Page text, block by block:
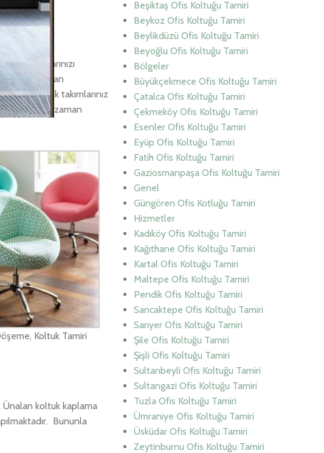
takımlarınızı
koltuk takımlarınız
ile her zaman
Koltuk Tamiri
Ünalan koltuk kaplama
Bununla
Beşiktaş Ofis Koltuğu Tamiri
Beykoz Ofis Koltuğu Tamiri
Beylikdüzü Ofis Koltuğu Tamiri
Beyoğlu Ofis Koltuğu Tamiri
Bölgeler
Büyükçekmece Ofis Koltuğu Tamiri
Çatalca Ofis Koltuğu Tamiri
Çekmeköy Ofis Koltuğu Tamiri
Esenler Ofis Koltuğu Tamiri
Eyüp Ofis Koltuğu Tamiri
Fatih Ofis Koltuğu Tamiri
Gaziosmanpaşa Ofis Koltuğu Tamiri
Genel
Güngören Ofis Kotluğu Tamiri
Hizmetler
Kadıköy Ofis Koltuğu Tamiri
Kağıthane Ofis Koltuğu Tamiri
Kartal Ofis Koltuğu Tamiri
Maltepe Ofis Koltuğu Tamiri
Pendik Ofis Koltuğu Tamiri
Sancaktepe Ofis Koltuğu Tamiri
Sarıyer Ofis Koltuğu Tamiri
Şile Ofis Koltuğu Tamiri
Şişli Ofis Koltuğu Tamiri
Sultanbeyli Ofis Koltuğu Tamiri
Sultangazi Ofis Koltuğu Tamiri
Tuzla Ofis Koltuğu Tamiri
Ümraniye Ofis Koltuğu Tamiri
Üsküdar Ofis Koltuğu Tamiri
Zeytinburnu Ofis Koltuğu Tamiri